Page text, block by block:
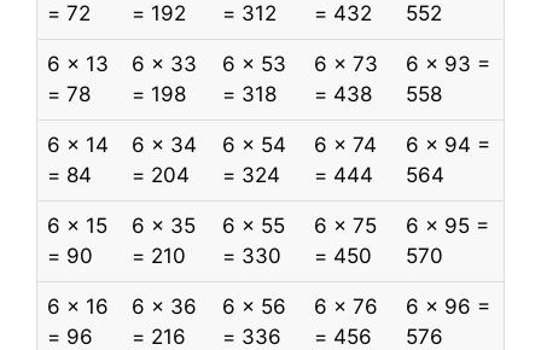
= 72
= 192
= 312
= 432
552
6 x 13
= 78
6 x 33
= 198
6 x 53
= 318
6 x 73
= 438
6 x 93 =
558
6 x 14
= 84
6 x 34
= 204
6 x 54
= 324
6 x 74
= 444
6 x 94 =
564
6 x 15
= 90
6 x 35
= 210
6 x 55
= 330
6 x 75
= 450
6 x 95 =
570
6 x 16
= 96
6 x 36
= 216
6 x 56
= 336
6 x 76
= 456
6 x 96 =
576